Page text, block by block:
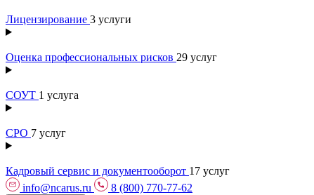
Лицензирование 3 услуги
Оценка профессиональных рисков 29 услуг
СОУТ 1 услуга
СРО 7 услуг
Кадровый сервис и документооборот 17 услуг
info@ncarus.ru
8 (800) 770-77-62